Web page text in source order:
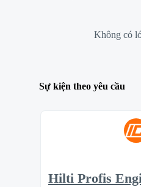
Không có
Sự kiện theo yêu cầu
Hilti Profis